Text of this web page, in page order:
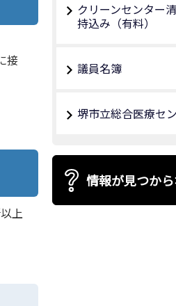
接
上
クリーンセンター
持込み（有料）
議員名簿
堺市立総合医療セ
情報が見つか